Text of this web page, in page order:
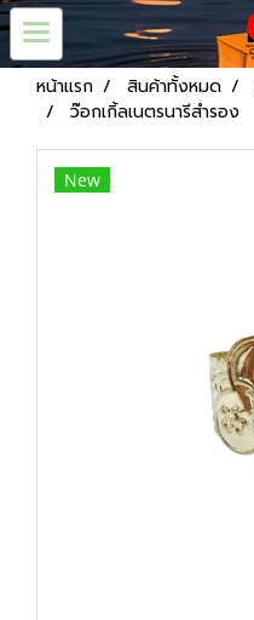
หน้าแรก สินค้าทั้งหมด
ว๊อกเกิ้ลเนตรนารีสำรอง
New